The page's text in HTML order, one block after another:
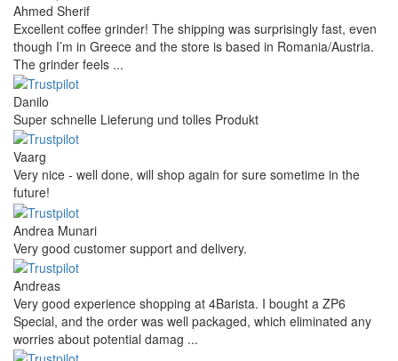
Ahmed Sherif
Excellent coffee grinder! The shipping was surprisingly fast, even
though I’m in Greece and the store is based in Romania/Austria.
The grinder feels ...
Danilo
Super schnelle Lieferung und tolles Produkt
Vaarg
Very nice - well done, will shop again for sure sometime in the
future!
Andrea Munari
Very good customer support and delivery.
Andreas
Very good experience shopping at 4Barista. I bought a ZP6
Special, and the order was well packaged, which eliminated any
worries about potential damag ...